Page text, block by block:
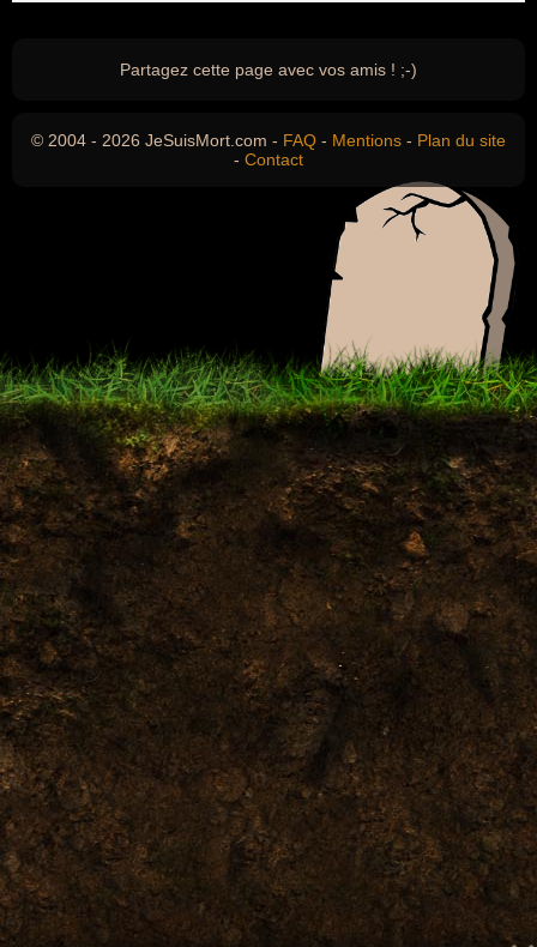
Partagez cette page avec vos amis ! ;-)
© 2004 - 2026 JeSuisMort.com - FAQ - Mentions - Plan du site
- Contact